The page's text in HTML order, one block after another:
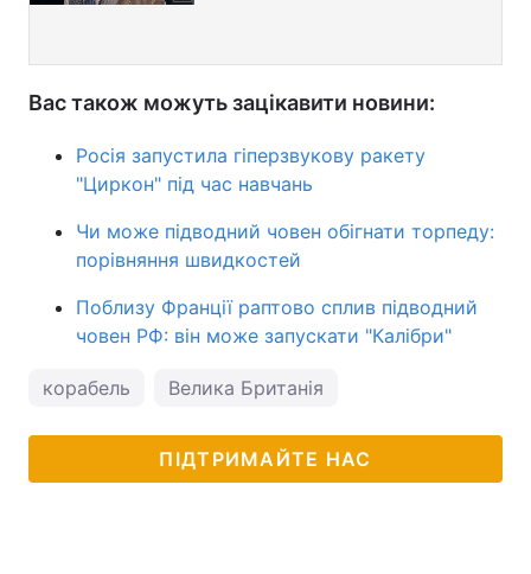
Вас також можуть зацікавити новини:
Росія запустила гіперзвукову ракету
"Циркон" під час навчань
Чи може підводний човен обігнати торпеду:
порівняння швидкостей
Поблизу Франції раптово сплив підводний
човен РФ: він може запускати "Калібри"
корабель Велика Британія
ПІДТРИМАЙТЕ НАС